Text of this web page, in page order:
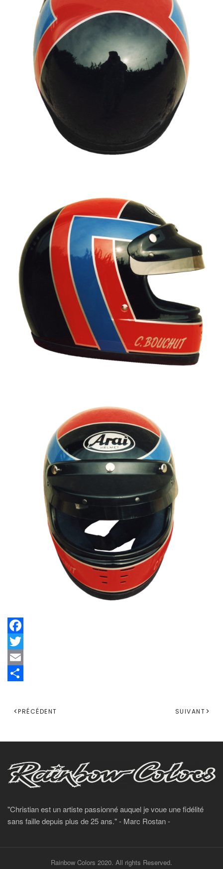
Facebook
Twitter
Email
PRÉCÉDENT SUIVANT
"Christian est un artiste passionné auquel je voue une fidélité
sans faille depuis plus de 25 ans." - Marc Rostan -
Rainbow Colors 2020. All rights Reserved.